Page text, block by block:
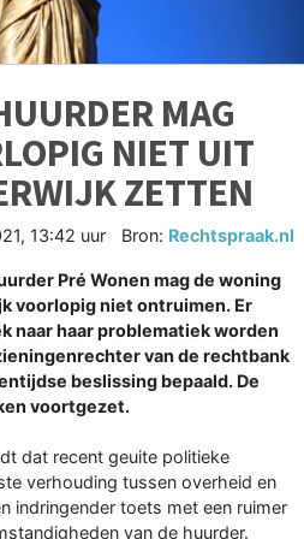
MAG
NIET UIT
ZETTEN
13:42 uur Bron: Rechtspraak.nl
Pré Wonen mag de woning
voorlopig niet ontruimen. Er
naar haar problematiek worden
van de rechtbank
beslissing bepaald. De
voortgezet.
dat recent geuite politieke
verhouding tussen overheid en
indringender toets met een ruimer
van de huurder.